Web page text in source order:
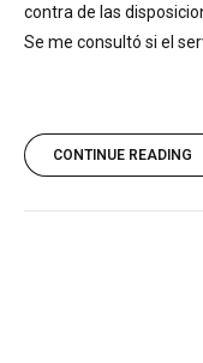
contra de las
Se me consultó si el
CONTINUE READING